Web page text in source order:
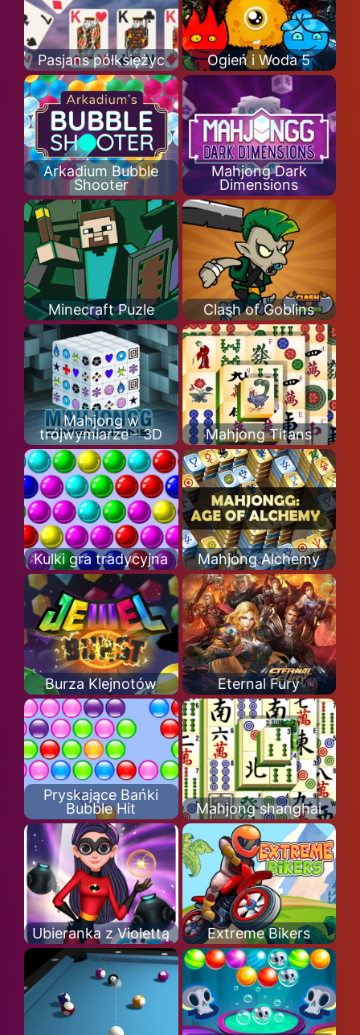
Pasjans półksiężyc Ogień i Woda 5
Arkadium Bubble
Shooter
Mahjong Dark
Dimensions
Minecraft Puzle Clash of Goblins
Mahjong w
trójwymiarze - 3D
Mahjong Titans
Kulki gra tradycyjna Mahjong Alchemy
Burza Klejnotów Eternal Fury
Pryskające Bańki
Bubble Hit
Mahjong shanghai
Ubieranka z Violettą Extreme Bikers